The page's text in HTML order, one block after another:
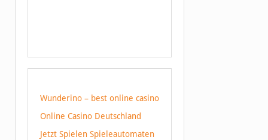
Wunderino – best online casino
Online Casino Deutschland
Jetzt Spielen Spieleautomaten